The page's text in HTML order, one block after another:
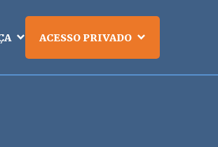
ACESSO PRIVADO